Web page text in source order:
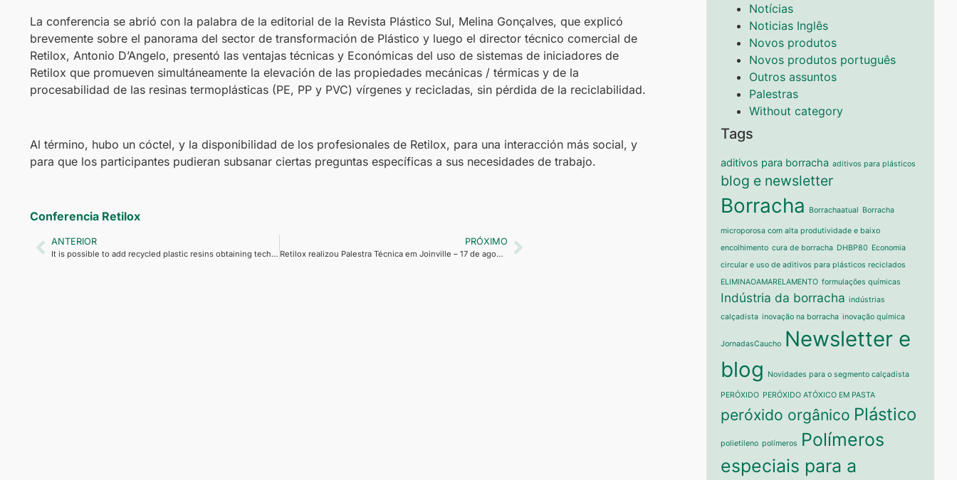
La conferencia se abrió con la palabra de la editorial de la Revista Plástico Sul, Melina Gonçalves, que explicó
brevemente sobre el panorama del sector de transformación de Plástico y luego el director técnico comercial de
Retilox, Antonio D’Angelo, presentó las ventajas técnicas y Económicas del uso de sistemas de iniciadores de
Retilox que promueven simultáneamente la elevación de las propiedades mecánicas / térmicas y de la
procesabilidad de las resinas termoplásticas (PE, PP y PVC) vírgenes y recicladas, sin pérdida de la reciclabilidad.
Al término, hubo un cóctel, y la disponibilidad de los profesionales de Retilox, para una interacción más social, y
para que los participantes pudieran subsanar ciertas preguntas específicas a sus necesidades de trabajo.
Conferencia Retilox
ANTERIOR
It is possible to add recycled plastic resins obtaining technical and economic advantages, with maintenance of the recyclability.
PRÓXIMO
Retilox realizou Palestra Técnica em Joinville – 17 de agosto
Notícias
Noticias Inglês
Novos produtos
Novos produtos português
Outros assuntos
Palestras
Without category
Tags
aditivos para borracha aditivos para plásticos
blog e newsletter
Borracha Borrachaatual Borracha
microporosa com alta produtividade e baixo
encolhimento cura de borracha DHBP80 Economia
circular e uso de aditivos para plásticos reciclados
ELIMINAOAMARELAMENTO formulações químicas
Indústria da borracha indústrias
calçadista inovação na borracha inovação química
JornadasCaucho Newsletter e
blog
Novidades para o segmento calçadista
PERÓXIDO PERÓXIDO ATÓXICO EM PASTA
peróxido orgânico Plástico
polietileno polímeros
Polímeros
especiais para a